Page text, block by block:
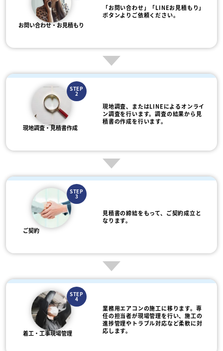
お問い合わせ・お見積もり
「お問い合わせ」「LINEお見積もり」
ボタンよりご依頼ください。
STEP
2
現地調査・見積書作成
現地調査、またはLINEによるオンライ
ン調査を行います。調査の結果から見
積書の作成を行います。
STEP
3
ご契約
見積書の締結をもって、ご契約成立と
なります。
STEP
4
着工・工事現場管理
業務用エアコンの施工に移ります。専
任の担当者が現場管理を行い、施工の
進捗管理やトラブル対応など柔軟に対
応します。